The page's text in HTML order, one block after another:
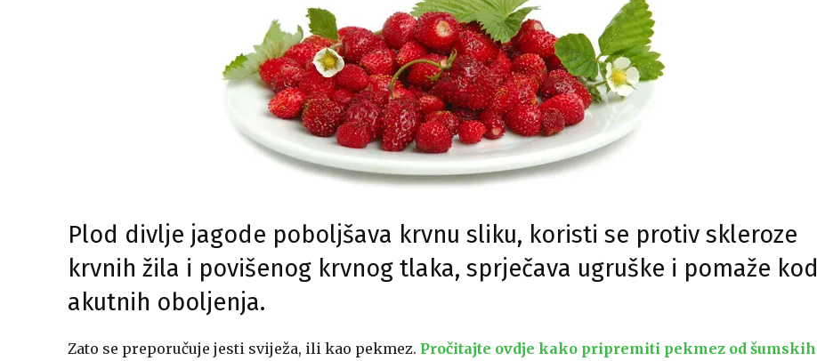
Plod divlje jagode poboljšava krvnu sliku, koristi se protiv skleroze
krvnih žila i povišenog krvnog tlaka, sprječava ugruške i pomaže kod
akutnih oboljenja.
Zato se preporučuje jesti sviježa, ili kao pekmez. Pročitajte ovdje kako pripremiti pekmez od šumskih